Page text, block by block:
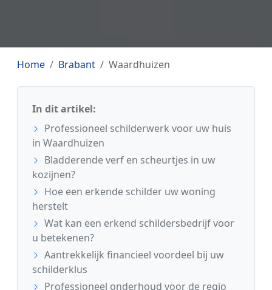
Home Brabant Waardhuizen
In dit artikel:
Professioneel schilderwerk voor uw huis
in Waardhuizen
Bladderende verf en scheurtjes in uw
kozijnen?
Hoe een erkende schilder uw woning
herstelt
Wat kan een erkend schildersbedrijf voor
u betekenen?
Aantrekkelijk financieel voordeel bij uw
schilderklus
Professioneel onderhoud voor de regio